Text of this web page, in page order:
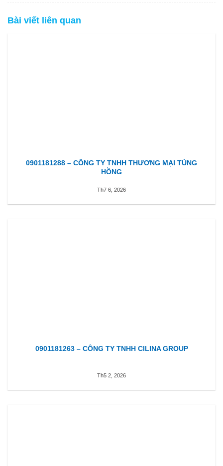
Bài viết liên quan
0901181288 – CÔNG TY TNHH THƯƠNG MẠI TÙNG
HỒNG
Th7 6, 2026
0901181263 – CÔNG TY TNHH CILINA GROUP
Th5 2, 2026